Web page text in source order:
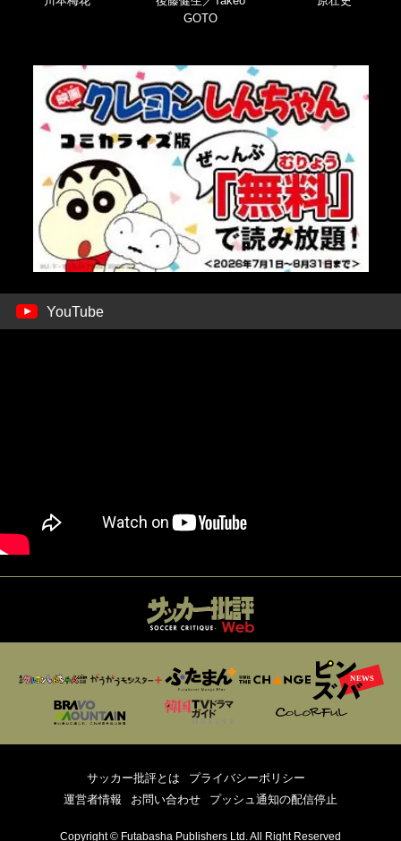
GOTO
YouTube
サッカー批評とは
プライバシーポリシー
運営者情報
お問い合わせ プッシュ通知の配信停止
Copyright © Futabasha Publishers Ltd. All Right Reserved